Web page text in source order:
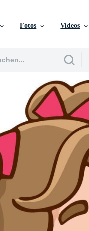
Fotos Videos